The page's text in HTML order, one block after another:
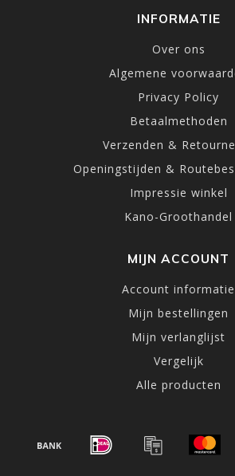
INFORMATIE
Over ons
Algemene
Privacy Policy
Betaalmethoden
Verzenden &
Openingstijden &
Impressie winkel
Kano-Groothandel
MIJN ACCOUNT
Account informatie
Mijn bestellingen
Mijn verlanglijst
Vergelijk
Alle producten